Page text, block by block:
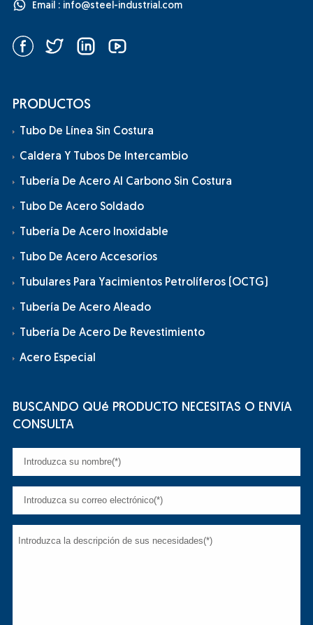
Email : info@steel-industrial.com
PRODUCTOS
Tubo De Línea Sin Costura
Caldera Y Tubos De Intercambio
Tubería De Acero Al Carbono Sin Costura
Tubo De Acero Soldado
Tubería De Acero Inoxidable
Tubo De Acero Accesorios
Tubulares Para Yacimientos Petrolíferos (OCTG)
Tubería De Acero Aleado
Tubería De Acero De Revestimiento
Acero Especial
BUSCANDO QUé PRODUCTO NECESITAS O ENVíA
CONSULTA